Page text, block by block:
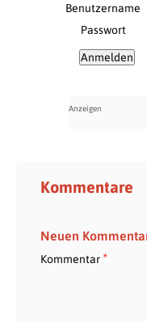
Benutzername
Passwort
Kommentare
Neuen
Kommentar*